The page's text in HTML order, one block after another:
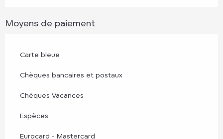
Moyens de paiement
Carte bleue
Chèques bancaires et postaux
Chèques Vacances
Espèces
Eurocard - Mastercard